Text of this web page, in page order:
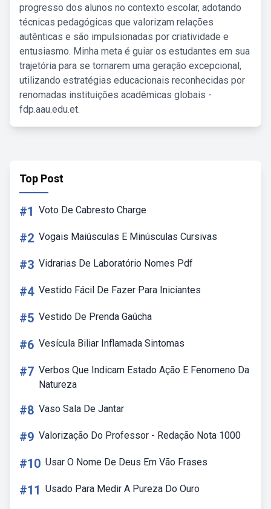
progresso dos alunos no contexto escolar, adotando
técnicas pedagógicas que valorizam relações
autênticas e são impulsionadas por criatividade e
entusiasmo. Minha meta é guiar os estudantes em sua
trajetória para se tornarem uma geração excepcional,
utilizando estratégias educacionais reconhecidas por
renomadas instituições acadêmicas globais -
fdp.aau.edu.et.
Top Post
#1 Voto De Cabresto Charge
#2 Vogais Maiúsculas E Minúsculas Cursivas
#3 Vidrarias De Laboratório Nomes Pdf
#4 Vestido Fácil De Fazer Para Iniciantes
#5 Vestido De Prenda Gaúcha
#6 Vesícula Biliar Inflamada Sintomas
#7 Verbos Que Indicam Estado Ação E Fenomeno Da
Natureza
#8 Vaso Sala De Jantar
#9 Valorização Do Professor - Redação Nota 1000
#10 Usar O Nome De Deus Em Vão Frases
#11 Usado Para Medir A Pureza Do Ouro